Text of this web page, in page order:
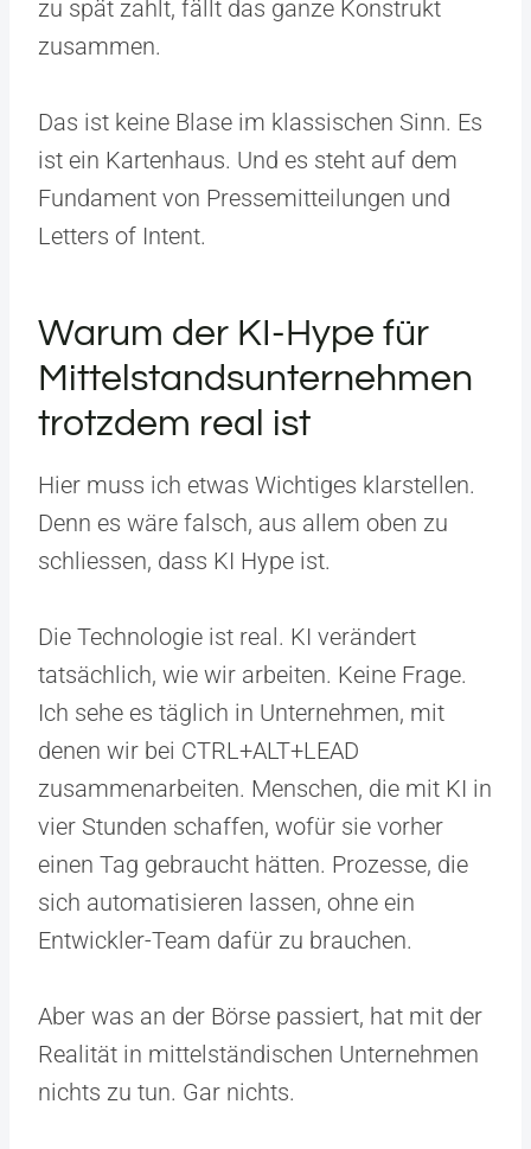
zu spät zahlt, fällt das ganze Konstrukt
zusammen.
Das ist keine Blase im klassischen Sinn. Es
ist ein Kartenhaus. Und es steht auf dem
Fundament von Pressemitteilungen und
Letters of Intent.
Warum der KI-Hype für
Mittelstandsunternehmen
trotzdem real ist
Hier muss ich etwas Wichtiges klarstellen.
Denn es wäre falsch, aus allem oben zu
schliessen, dass KI Hype ist.
Die Technologie ist real. KI verändert
tatsächlich, wie wir arbeiten. Keine Frage.
Ich sehe es täglich in Unternehmen, mit
denen wir bei CTRL+ALT+LEAD
zusammenarbeiten. Menschen, die mit KI in
vier Stunden schaffen, wofür sie vorher
einen Tag gebraucht hätten. Prozesse, die
sich automatisieren lassen, ohne ein
Entwickler-Team dafür zu brauchen.
Aber was an der Börse passiert, hat mit der
Realität in mittelständischen Unternehmen
nichts zu tun. Gar nichts.